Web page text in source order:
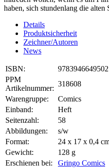
haben, sich stundenlang die alten
Details
Produktsicherheit
Zeichner/Autoren
News
ISBN:
9783946649502
PPM
Artikelnummer:
318608
Warengruppe:
Comics
Einband:
Heft
Seitenzahl:
58
Abbildungen:
s/w
Format:
24 x 17 x 0,4
Gewicht:
128 g
Erschienen bei:
Gringo Comics